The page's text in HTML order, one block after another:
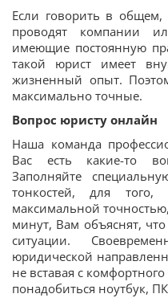
Если говорить в общем,
проводят компании
имеющие постоянную
такой юрист имеет
жизненный опыт.
максимально точные.
Вопрос юристу онлайн
Наша команда
Вас есть какие-то
Заполняйте
тонкостей, для
максимальной
минут, Вам объяснят,
ситуации.
юридической
не вставая с
понадобиться ноутбук,